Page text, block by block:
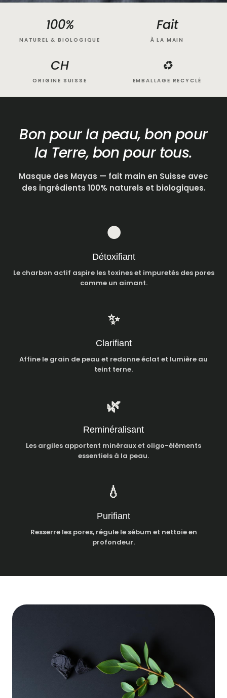
100%
NATUREL & BIOLOGIQUE
Fait
À LA MAIN
CH
ORIGINE SUISSE
♻
EMBALLAGE RECYCLÉ
Bon pour la peau, bon pour
la Terre, bon pour tous.
Masque des Mayas — fait main en Suisse avec
des ingrédients 100% naturels et biologiques.
🌑
Détoxifiant
Le charbon actif aspire les toxines et impuretés des pores
comme un aimant.
✨
Clarifiant
Affine le grain de peau et redonne éclat et lumière au
teint terne.
🌿
Reminéralisant
Les argiles apportent minéraux et oligo-éléments
essentiels à la peau.
💧
Purifiant
Resserre les pores, régule le sébum et nettoie en
profondeur.